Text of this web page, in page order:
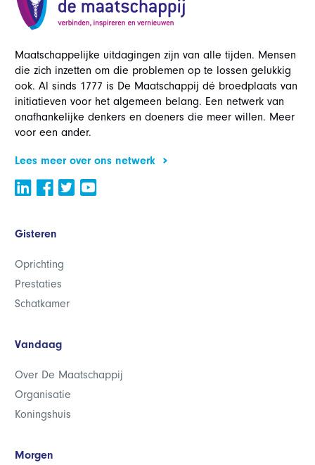
Maatschappelijke uitdagingen zijn van alle tijden. Mensen
die zich inzetten om die problemen op te lossen gelukkig
ook. Al sinds 1777 is De Maatschappij dé broedplaats van
initiatieven voor het algemeen belang. Een netwerk van
onafhankelijke denkers en doeners die meer willen. Meer
voor een ander.
Lees meer over ons netwerk
Gisteren
Oprichting
Prestaties
Schatkamer
Vandaag
Over De Maatschappij
Organisatie
Koningshuis
Morgen